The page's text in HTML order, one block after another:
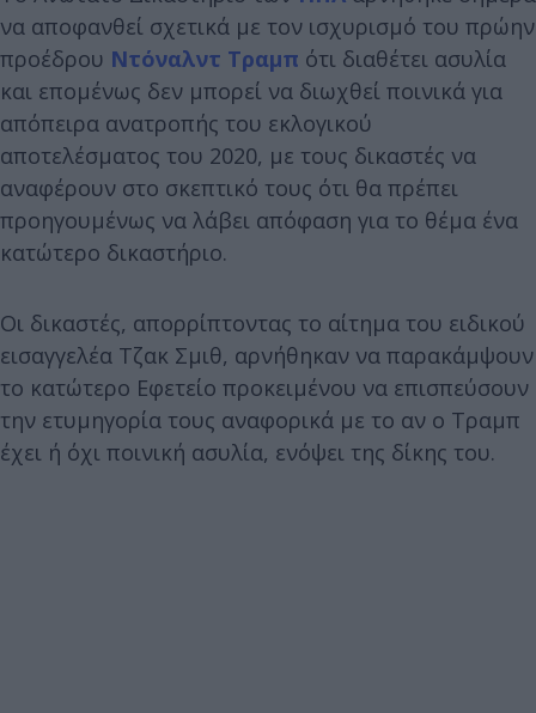
να αποφανθεί σχετικά με τον ισχυρισμό του πρώην
προέδρου Ντόναλντ Τραμπ ότι διαθέτει ασυλία
και επομένως δεν μπορεί να διωχθεί ποινικά για
απόπειρα ανατροπής του εκλογικού
αποτελέσματος του 2020, με τους δικαστές να
αναφέρουν στο σκεπτικό τους ότι θα πρέπει
προηγουμένως να λάβει απόφαση για το θέμα ένα
κατώτερο δικαστήριο.
Οι δικαστές, απορρίπτοντας το αίτημα του ειδικού
εισαγγελέα Τζακ Σμιθ, αρνήθηκαν να παρακάμψουν
το κατώτερο Εφετείο προκειμένου να επισπεύσουν
την ετυμηγορία τους αναφορικά με το αν ο Τραμπ
έχει ή όχι ποινική ασυλία, ενόψει της δίκης του.